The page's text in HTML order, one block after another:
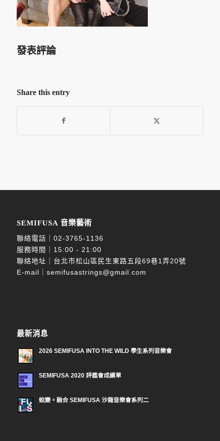
發表評論
Share this entry
SEMIFUSA 音樂藝術
聯絡電話｜ 02-3765-1136
服務時間｜15:00 - 21:00
聯絡地址｜台北市松山區民生東路五段69巷1弄20號
E-mail｜ semifusastrings@gmail.com
最新消息
2026 SEMIFUSA INTO THE WILD 學生系列音樂會
SEMIFUSA 2020 評鑑會成績單
蛻變。融合 SEMIFUSA 沙龍音樂會系列二